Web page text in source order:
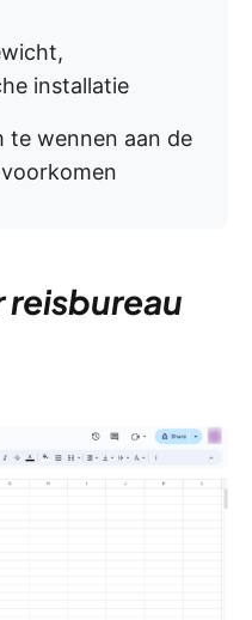
installatie
wennen aan de
reisbureau